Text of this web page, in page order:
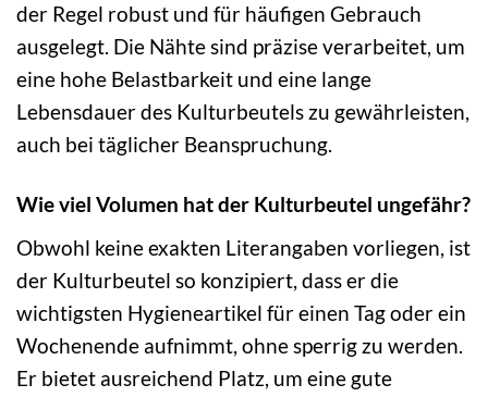
der Regel robust und für häufigen Gebrauch
ausgelegt. Die Nähte sind präzise verarbeitet, um
eine hohe Belastbarkeit und eine lange
Lebensdauer des Kulturbeutels zu gewährleisten,
auch bei täglicher Beanspruchung.
Wie viel Volumen hat der Kulturbeutel ungefähr?
Obwohl keine exakten Literangaben vorliegen, ist
der Kulturbeutel so konzipiert, dass er die
wichtigsten Hygieneartikel für einen Tag oder ein
Wochenende aufnimmt, ohne sperrig zu werden.
Er bietet ausreichend Platz, um eine gute